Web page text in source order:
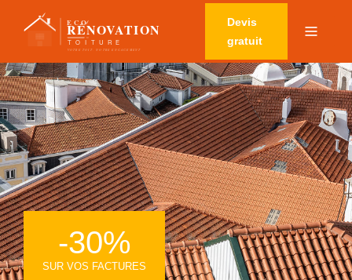
Devis
gratuit
-30%
SUR VOS FACTURES